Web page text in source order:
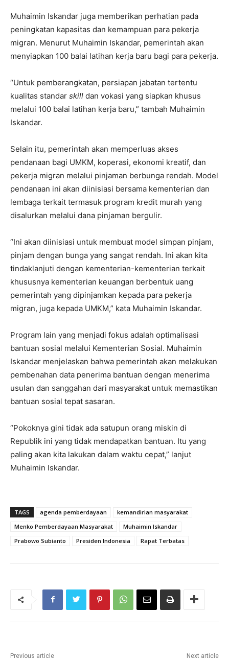
Muhaimin Iskandar juga memberikan perhatian pada
peningkatan kapasitas dan kemampuan para pekerja
migran. Menurut Muhaimin Iskandar, pemerintah akan
menyiapkan 100 balai latihan kerja baru bagi para pekerja.
“Untuk pemberangkatan, persiapan jabatan tertentu
kualitas standar skill dan vokasi yang siapkan khusus
melalui 100 balai latihan kerja baru,” tambah Muhaimin
Iskandar.
Selain itu, pemerintah akan memperluas akses
pendanaan bagi UMKM, koperasi, ekonomi kreatif, dan
pekerja migran melalui pinjaman berbunga rendah. Model
pendanaan ini akan diinisiasi bersama kementerian dan
lembaga terkait termasuk program kredit murah yang
disalurkan melalui dana pinjaman bergulir.
“Ini akan diinisiasi untuk membuat model simpan pinjam,
pinjam dengan bunga yang sangat rendah. Ini akan kita
tindaklanjuti dengan kementerian-kementerian terkait
khususnya kementerian keuangan berbentuk uang
pemerintah yang dipinjamkan kepada para pekerja
migran, juga kepada UMKM,” kata Muhaimin Iskandar.
Program lain yang menjadi fokus adalah optimalisasi
bantuan sosial melalui Kementerian Sosial. Muhaimin
Iskandar menjelaskan bahwa pemerintah akan melakukan
pembenahan data penerima bantuan dengan menerima
usulan dan sanggahan dari masyarakat untuk memastikan
bantuan sosial tepat sasaran.
“Pokoknya gini tidak ada satupun orang miskin di
Republik ini yang tidak mendapatkan bantuan. Itu yang
paling akan kita lakukan dalam waktu cepat,” lanjut
Muhaimin Iskandar.
TAGS agenda pemberdayaan
kemandirian masyarakat
Menko Pemberdayaan Masyarakat
Muhaimin Iskandar
Prabowo Subianto
Presiden Indonesia Rapat Terbatas
Previous article Next article